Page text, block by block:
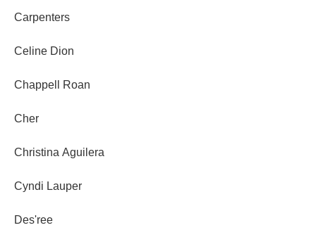
Carpenters
Celine Dion
Chappell Roan
Cher
Christina Aguilera
Cyndi Lauper
Des'ree